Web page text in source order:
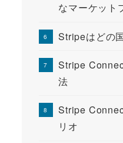
なマーケット
Stripeはどの
Stripe
法
Stripe
リオ